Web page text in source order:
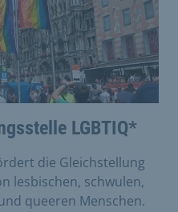
LGBTIQ*
die Gleichstellung
lesbischen, schwulen,
queeren Menschen.